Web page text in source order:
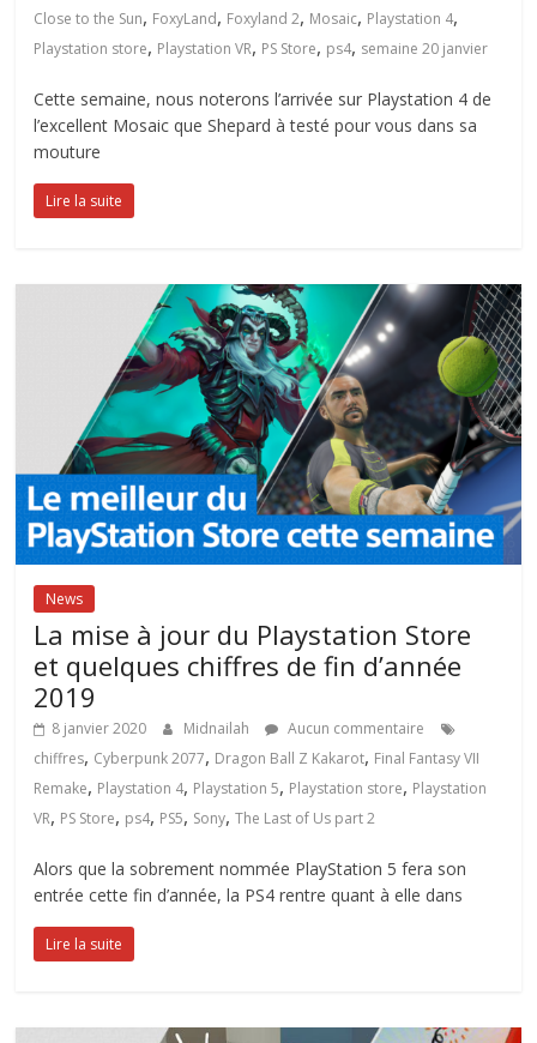
Close to the Sun, FoxyLand, Foxyland 2, Mosaic, Playstation 4,
Playstation store, Playstation VR, PS Store, ps4, semaine 20 janvier
Cette semaine, nous noterons l’arrivée sur Playstation 4 de
l’excellent Mosaic que Shepard à testé pour vous dans sa
mouture
Lire la suite
News
La mise à jour du Playstation Store
et quelques chiffres de fin d’année
2019
8 janvier 2020 Midnailah
Aucun commentaire
chiffres, Cyberpunk 2077, Dragon Ball Z Kakarot, Final Fantasy VII
Remake, Playstation 4, Playstation 5, Playstation store, Playstation
VR, PS Store, ps4, PS5, Sony,The Last of Us part 2
Alors que la sobrement nommée PlayStation 5 fera son
entrée cette fin d’année, la PS4 rentre quant à elle dans
Lire la suite